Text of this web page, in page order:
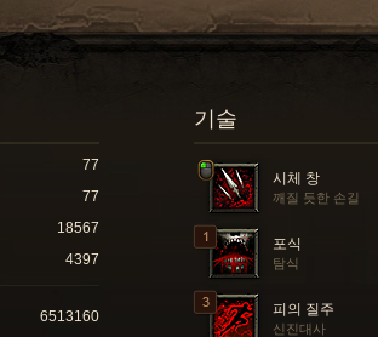
기술
시체 창
깨질 듯한 손길
포식
탐식
피의 질주
신진대사
77
77
18567
4397
6513160